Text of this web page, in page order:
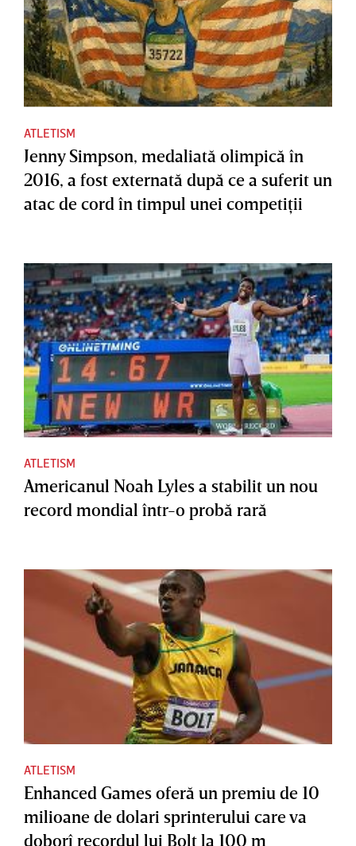
ATLETISM
Jenny Simpson, medaliată olimpică în
2016, a fost externată după ce a suferit un
atac de cord în timpul unei competiţii
ATLETISM
Americanul Noah Lyles a stabilit un nou
record mondial într-o probă rară
ATLETISM
Enhanced Games oferă un premiu de 10
milioane de dolari sprinterului care va
doborî recordul lui Bolt la 100 m